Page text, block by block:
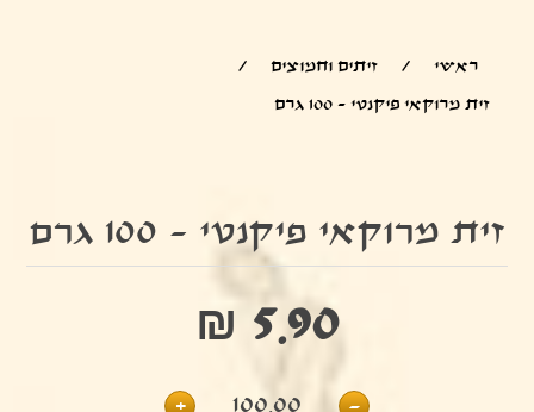
ראשי / זיתים וחמוצים
/
זית מרוקאי פיקנטי - 100 גרם
זית מרוקאי פיקנטי - 100 גרם
₪ 5.90
100.00